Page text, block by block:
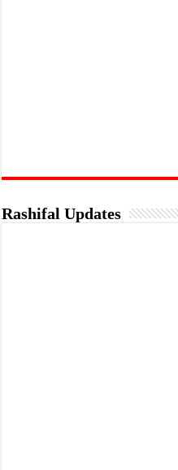
Rashifal Updates